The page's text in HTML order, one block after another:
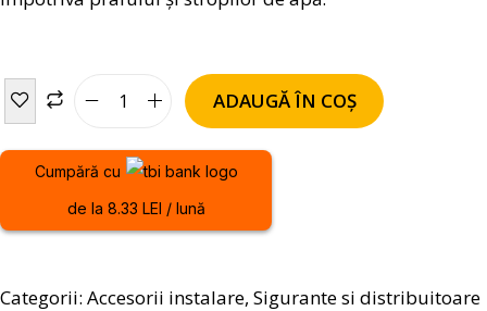
ADAUGĂ ÎN COȘ
Cumpără cu
de la 8.33 LEI / lună
Categorii: Accesorii instalare, Sigurante si distribuitoare